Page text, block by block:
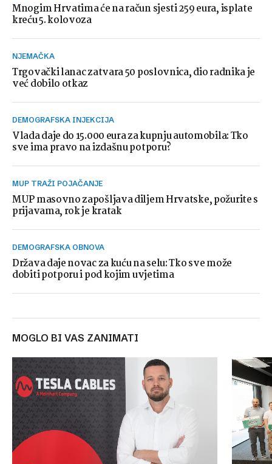
Mnogim Hrvatima će na račun sjesti 259 eura, isplate
kreću 5. kolovoza
NJEMAČKA
Trgovački lanac zatvara 50 poslovnica, dio radnika je
već dobilo otkaz
DEMOGRAFSKA INJEKCIJA
Vlada daje do 15.000 eura za kupnju automobila: Tko
sve ima pravo na izdašnu potporu?
MUP TRAŽI POJAČANJE
MUP masovno zapošljava diljem Hrvatske, požurite s
prijavama, rok je kratak
DEMOGRAFSKA OBNOVA
Država daje novac za kuću na selu: Tko sve može
dobiti potporu i pod kojim uvjetima
MOGLO BI VAS ZANIMATI